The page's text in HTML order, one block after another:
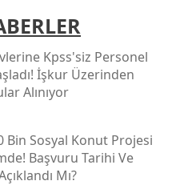
Kpss'siz Personel
İşkur Üzerinden
Alınıyor
Bin Sosyal Konut Projesi
Başvuru Tarihi Ve
Mı?